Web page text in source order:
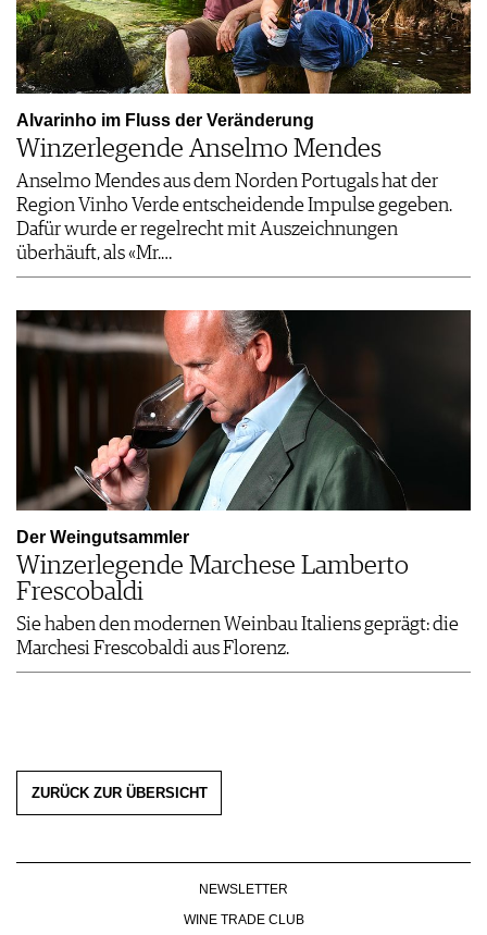
Alvarinho im Fluss der Veränderung
Winzerlegende Anselmo Mendes
Anselmo Mendes aus dem Norden Portugals hat der
Region Vinho Verde entscheidende Impulse gegeben.
Dafür wurde er regelrecht mit Auszeichnungen
überhäuft, als «Mr.…
Der Weingutsammler
Winzerlegende Marchese Lamberto
Frescobaldi
Sie haben den modernen Weinbau Italiens geprägt: die
Marchesi Frescobaldi aus Florenz.
ZURÜCK ZUR ÜBERSICHT
NEWSLETTER
WINE TRADE CLUB